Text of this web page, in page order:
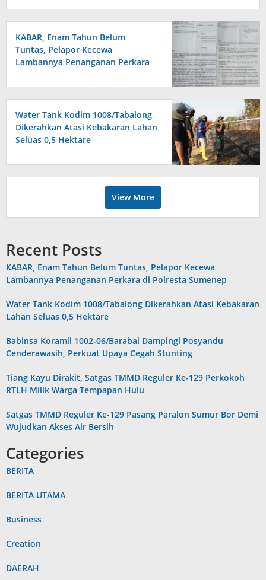
KABAR, Enam Tahun Belum
Tuntas, Pelapor Kecewa
Lambannya Penanganan Perkara
Water Tank Kodim 1008/Tabalong
Dikerahkan Atasi Kebakaran Lahan
Seluas 0,5 Hektare
View More
Recent Posts
KABAR, Enam Tahun Belum Tuntas, Pelapor Kecewa
Lambannya Penanganan Perkara di Polresta Sumenep
Water Tank Kodim 1008/Tabalong Dikerahkan Atasi Kebakaran
Lahan Seluas 0,5 Hektare
Babinsa Koramil 1002-06/Barabai Dampingi Posyandu
Cenderawasih, Perkuat Upaya Cegah Stunting
Tiang Kayu Dirakit, Satgas TMMD Reguler Ke-129 Perkokoh
RTLH Milik Warga Tempapan Hulu
Satgas TMMD Reguler Ke-129 Pasang Paralon Sumur Bor Demi
Wujudkan Akses Air Bersih
Categories
BERITA
BERITA UTAMA
Business
Creation
DAERAH